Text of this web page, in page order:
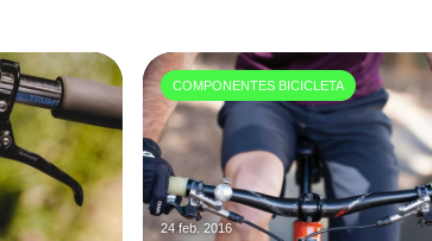
COMPONENTES BICICLETA
24 feb. 2016